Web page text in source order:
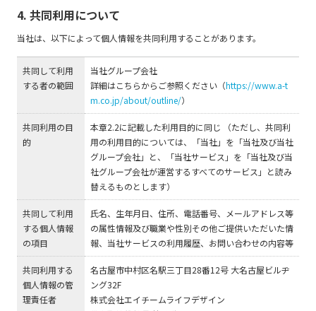
4. 共同利用について
当社は、以下によって個人情報を共同利用することがあります。
共同して利用
する者の範囲
当社グループ会社
詳細はこちらからご参照ください（https://www.a-t
m.co.jp/about/outline/）
共同利用の目
的
本章2.2に記載した利用目的に同じ （ただし、共同利
用の利用目的については、「当社」を「当社及び当社
グループ会社」と、「当社サービス」を「当社及び当
社グループ会社が運営するすべてのサービス」と読み
替えるものとします）
共同して利用
する個人情報
の項目
氏名、生年月日、住所、電話番号、メールアドレス等
の属性情報及び職業や性別その他ご提供いただいた情
報、当社サービスの利用履歴、お問い合わせの内容等
共同利用する
個人情報の管
理責任者
名古屋市中村区名駅三丁目28番12号 大名古屋ビルヂ
ング32F
株式会社エイチームライフデザイン